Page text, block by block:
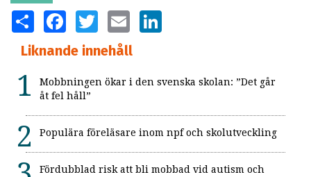
SHARE FACEBOOKTWITTER EMAIL
Liknande innehåll
Mobbningen ökar i den svenska skolan: ”Det går
åt fel håll”
Populära föreläsare inom npf och skolutveckling
Fördubblad risk att bli mobbad vid autism och